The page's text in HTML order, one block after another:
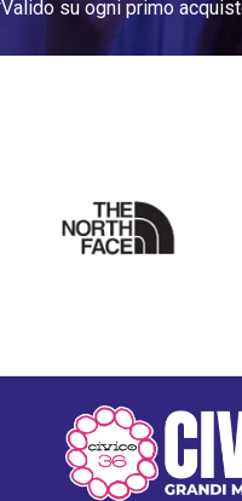
su ogni primo
NORTH
FACE